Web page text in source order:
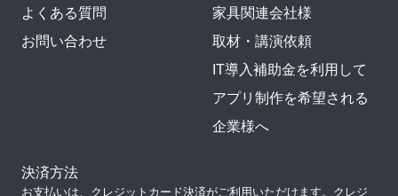
よくある質問
お問い合わせ
家具関連会社様
取材・講演依頼
IT導入補助金を利用して
アプリ制作を希望される
企業様へ
決済方法
お支払いは、クレジットカード決済がご利用いただけます。クレジ